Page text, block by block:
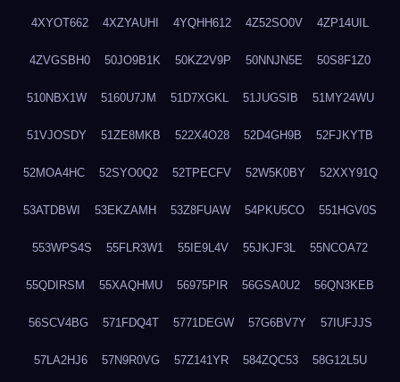
4XYOT662 4XZYAUHI 4YQHH612 4Z52SO0V 4ZP14UIL
4ZVGSBH0 50JO9B1K 50KZ2V9P 50NNJN5E 50S8F1Z0
510NBX1W 5160U7JM 51D7XGKL 51JUGSIB 51MY24WU
51VJOSDY 51ZE8MKB 522X4O28 52D4GH9B 52FJKYTB
52MOA4HC 52SYO0Q2 52TPECFV 52W5K0BY 52XXY91Q
53ATDBWI 53EKZAMH 53Z8FUAW 54PKU5CO 551HGV0S
553WPS4S 55FLR3W1 55IE9L4V 55JKJF3L 55NCOA72
55QDIRSM 55XAQHMU 56975PIR 56GSA0U2 56QN3KEB
56SCV4BG 571FDQ4T 5771DEGW 57G6BV7Y 57IUFJJS
57LA2HJ6 57N9R0VG 57Z141YR 584ZQC53 58G12L5U